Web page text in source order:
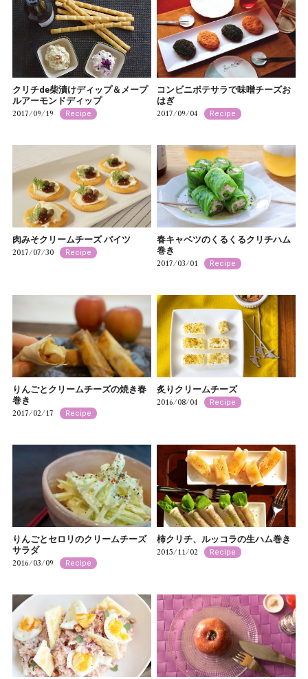
クリチde柴漬けディップ＆メープ
ルアーモンドディップ
2017/09/19 Recipe
コンビニポテサラで味噌チーズお
はぎ
2017/09/04 Recipe
肉みそクリームチーズ バイツ
2017/07/30 Recipe
春キャベツのくるくるクリチハム
巻き
2017/03/01 Recipe
りんごとクリームチーズの焼き春
巻き
2017/02/17 Recipe
炙りクリームチーズ
2016/08/04 Recipe
りんごとセロリのクリームチーズ
サラダ
2016/03/09 Recipe
柿クリチ、ルッコラの生ハム巻き
2015/11/02 Recipe